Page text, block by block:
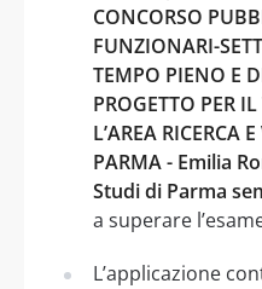
CONCORSO
FUNZIONARI-
TEMPO PIENO E
PROGETTO PER
L’AREA RICERCA
PARMA - Emilia
Studi di Parma
a superare
L’applicazione